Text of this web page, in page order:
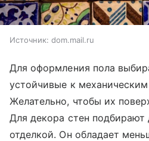
Источник: dom.mail.ru
Для оформления пола
устойчивые к
Желательно, чтобы их
Для декора стен подбирают
отделкой. Он обладает